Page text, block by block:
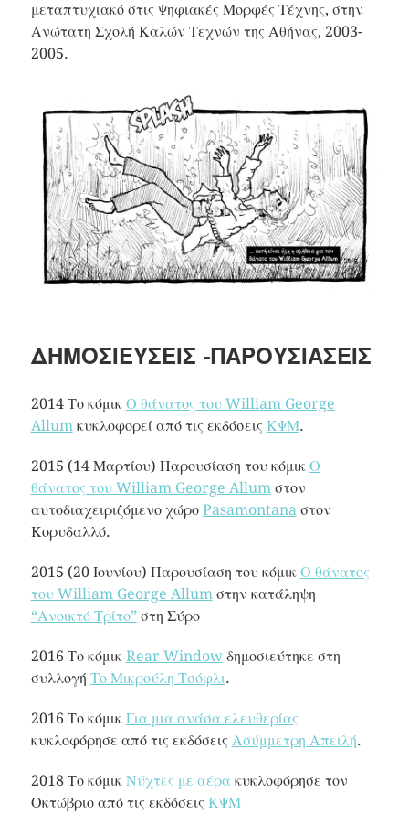
μεταπτυχιακό στις Ψηφιακές Μορφές Τέχνης, στην
Ανώτατη Σχολή Καλών Τεχνών της Αθήνας, 2003-
2005.
ΔΗΜΟΣΙΕΎΣΕΙΣ -ΠΑΡΟΥΣΙΆΣΕΙΣ
2014 Το κόμικ Ο θάνατος του William George
Allumκυκλοφορεί από τις εκδόσεις ΚΨΜ.
2015 (14 Μαρτίου) Παρουσίαση του κόμικ Ο
θάνατος του William George Allumστον
αυτοδιαχειριζόμενο χώρο Pasamontanaστον
Κορυδαλλό.
2015 (20 Ιουνίου) Παρουσίαση του κόμικ Ο θάνατος
του William George Allumστην κατάληψη
“Ανοικτό Τρίτο”στη Σύρο
2016 Το κόμικ Rear Windowδημοσιεύτηκε στη
συλλογή Το Μικρούλη Τσόφλι.
2016 Το κόμικ Για μια ανάσα ελευθερίας
κυκλοφόρησε από τις εκδόσεις Ασύμμετρη Απειλή.
2018 Το κόμικ Νύχτες με αέρακυκλοφόρησε τον
Οκτώβριο από τις εκδόσεις ΚΨΜ